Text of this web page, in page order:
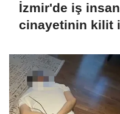
İzmir'de iş
cinayetinin kilit
iadesine karar